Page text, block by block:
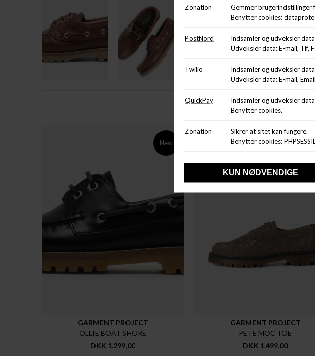
New
GARMENT PROJECT
OLLIE BOAT SHORE
DKK 1.299,00
GARMENT PROJECT
PETE MOC TOE
DKK 1.499,00